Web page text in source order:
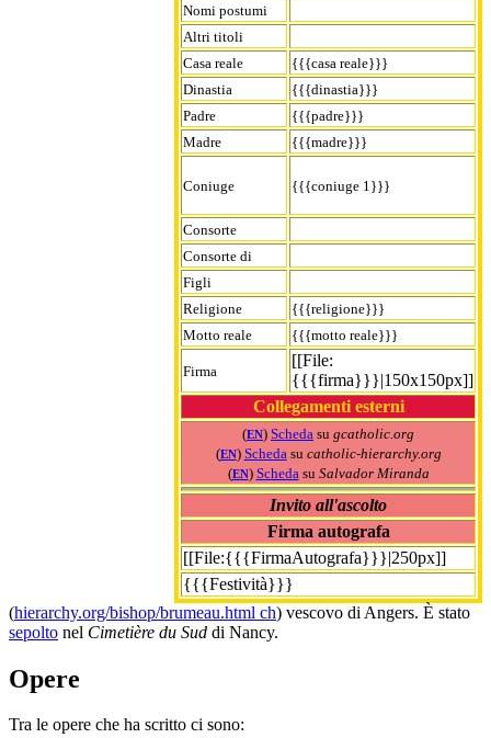
Nomi postumi
Altri titoli
Casa reale
{{{casa reale}}}
Dinastia
{{{dinastia}}}
Padre
{{{padre}}}
Madre
{{{madre}}}
Coniuge {{{coniuge 1}}}
Consorte
Consorte di
Figli
Religione
{{{religione}}}
Motto reale
{{{motto reale}}}
Firma
[[File:
{{{firma}}}|150x150px]]
Collegamenti esterni
(EN) Scheda su gcatholic.org
(EN) Scheda su catholic-hierarchy.org
(EN) Scheda su Salvador Miranda
Invito all'ascolto
Firma autografa
[[File:{{{FirmaAutografa}}}|250px]]
{{{Festività}}}
(hierarchy.org/bishop/brumeau.html ch) vescovo di Angers. È stato
sepolto nel Cimetière du Sud di Nancy.
Opere
Tra le opere che ha scritto ci sono: